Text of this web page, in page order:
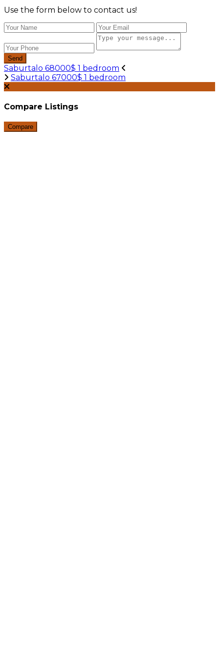
Use the form below to contact us!
Send
Saburtalo 68000$ 1 bedroom
Saburtalo 67000$ 1 bedroom
Compare Listings
Compare